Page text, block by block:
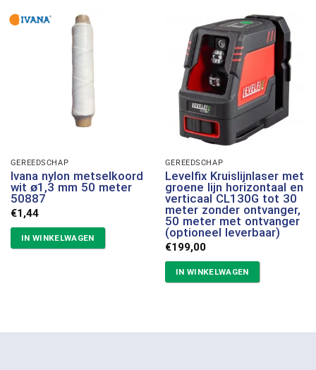
GEREEDSCHAP
Ivana nylon metselkoord
wit ø1,3 mm 50 meter
50887
€1,44
IN WINKELWAGEN
GEREEDSCHAP
Levelfix Kruislijnlaser met
groene lijn horizontaal en
verticaal CL130G tot 30
meter zonder ontvanger,
50 meter met ontvanger
(optioneel leverbaar)
€199,00
IN WINKELWAGEN